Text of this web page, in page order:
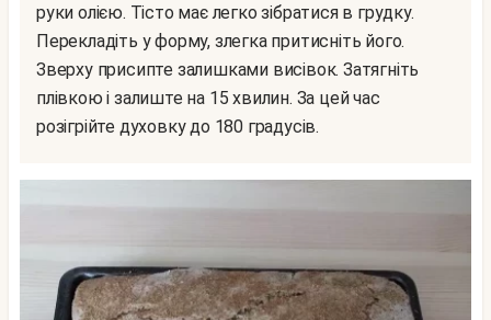
руки олією. Тісто має легко зібратися в грудку.
Перекладіть у форму, злегка притисніть його.
Зверху присипте залишками висівок. Затягніть
плівкою і залиште на 15 хвилин. За цей час
розігрійте духовку до 180 градусів.